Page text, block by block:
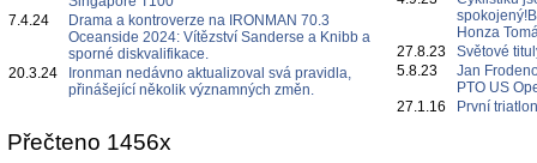
7.4.24
Drama a kontroverze na IRONMAN 70.3
Oceanside 2024: Vítězství Sanderse a Knibb a
sporné diskvalifikace.
20.3.24
Ironman nedávno aktualizoval svá pravidla,
přinášející několik významných změn.
Honza
27.8.23
Světové
5.8.23
Jan
PTO US
27.1.16
První
Přečteno 1456x